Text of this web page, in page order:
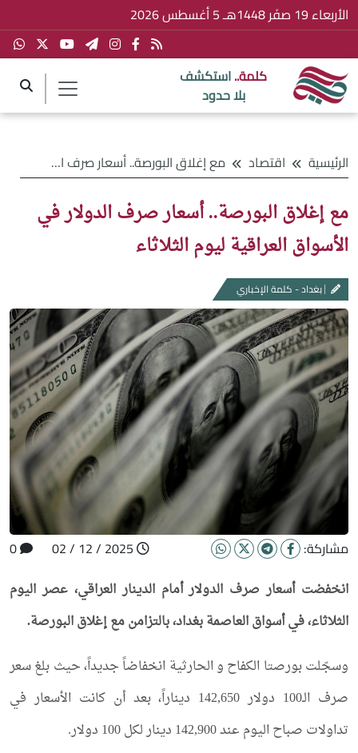
الأربعاء 19 صفَر 1448هـ 5 أغسطس 2026
كلمة..استكشف
بلا حدود
الرئيسية اقتصاد مع إغلاق البورصة.. أسعار صرف الدولار في الأسواق العراقية ليوم الثلاثاء
مع إغلاق البورصة.. أسعار صرف الدولار في
الأسواق العراقية ليوم الثلاثاء
بغداد - كلمة الإخباري
مشاركة:
انخفضت أسعار صرف الدولار أمام الدينار العراقي، عصر اليوم
الثلاثاء، في أسواق العاصمة بغداد، بالتزامن مع إغلاق البورصة.
وسجّلت بورصتا الكفاح و الحارثية انخفاضاً جديداً، حيث بلغ سعر
صرف الـ100 دولار 142,650 ديناراً، بعد أن كانت الأسعار في
تداولات صباح اليوم عند 142,900 دينار لكل 100 دولار.